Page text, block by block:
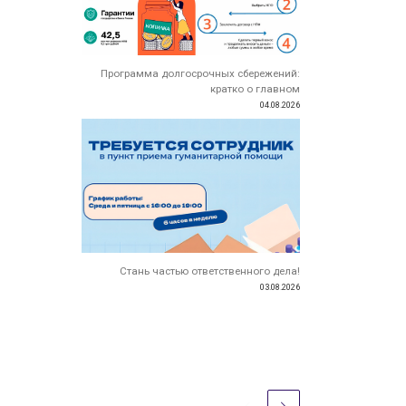
Программа долгосрочных сбережений:
кратко о главном
04.08.2026
Стань частью ответственного дела!
03.08.2026